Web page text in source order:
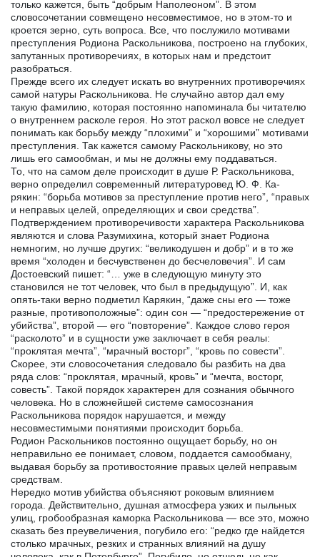
только кажется, быть “добрым Наполеоном”. В этом
словосочетании совмещено несовместимое, но в этом-то и
кроется зерно, суть вопроса. Все, что послужило мотивами
преступления Родиона Раскольникова, построено на глубоких,
запутанных противоречиях, в которых нам и предстоит
разобраться.
Прежде всего их следует искать во внутренних противоречиях
самой натуры Раскольникова. Не случайно автор дал ему
такую фамилию, которая постоянно напоминала бы читателю
о внутреннем расколе героя. Но этот раскол вовсе не следует
понимать как борьбу между “плохими” и “хорошими” мотивами
преступления. Так кажется самому Раскольникову, но это
лишь его самообман, и мы не должны ему поддаваться.
То, что на самом деле происходит в душе Р. Раскольникова,
верно определил современный литературовед Ю. Ф. Ка-
рякин: “борьба мотивов за преступление против него”, “правых
и неправых целей, определяющих и свои средства”.
Подтверждением противоречивости характера Раскольникова
являются и слова Разумихина, который знает Родиона
немногим, но лучше других: “великодушен и добр” и в то же
время “холоден и бесчувственен до бесчеловечия”. И сам
Достоевский пишет: “… уже в следующую минуту это
становился не тот человек, что был в предыдущую”. И, как
опять-таки верно подметил Карякин, “даже сны его — тоже
разные, противоположные”: один сон — “предостережение от
убийства”, второй — его “повторение”. Каждое слово героя
“расколото” и в сущности уже заключает в себя реалы:
“проклятая мечта”, “мрачный восторг”, “кровь по совести”.
Скорее, эти словосочетания следовало бы разбить на два
ряда слов: “проклятая, мрачный, кровь” и “мечта, восторг,
совесть”. Такой порядок характерен для сознания обычного
человека. Но в сложнейшей системе самосознания
Раскольникова порядок нарушается, и между
несовместимыми понятиями происходит борьба.
Родион Раскольников постоянно ощущает борьбу, но он
неправильно ее понимает, словом, поддается самообману,
выдавая борьбу за противостояние правых целей неправым
средствам.
Нередко мотив убийства объясняют роковым влиянием
города. Действительно, душная атмосфера узких и пыльных
улиц, гробообразная каморка Раскольникова — все это, можно
сказать без преувеличения, погубило его: “редко где найдется
столько мрачных, резких и странных влияний на душу